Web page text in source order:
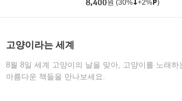
8,400원 (30% +2% )
고양이라는 세계
8월 8일 세계 고양이의 날을 맞아, 고양이를 노래하
아름다운 책들을 만나보세요.